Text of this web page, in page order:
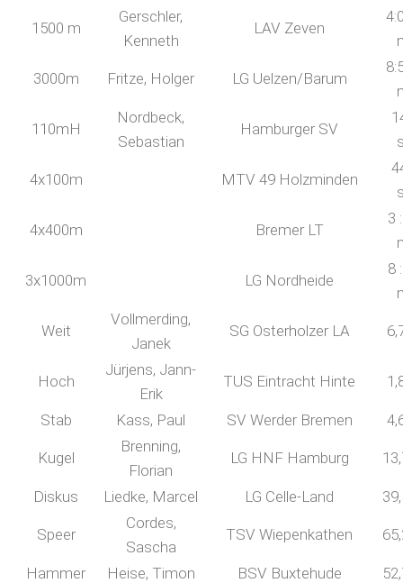
1500 m
Gerschler,
Kenneth
LAV Zeven
3000m Fritze, Holger LG Uelzen/Barum
110mH
Nordbeck,
Sebastian
Hamburger SV
4x100m MTV 49 Holzminden
4x400m Bremer LT
3
3x1000m LG Nordheide
8
Weit
Vollmerding,
Janek
SG Osterholzer LA
Hoch
Jürjens, Jann-
Erik
TUS Eintracht Hinte
Stab Kass, Paul SV Werder Bremen
Kugel
Brenning,
Florian
LG HNF Hamburg
Diskus Liedke, Marcel LG Celle-Land
Speer
Cordes,
Sascha
TSV Wiepenkathen
Hammer Heise, Timon BSV Buxtehude